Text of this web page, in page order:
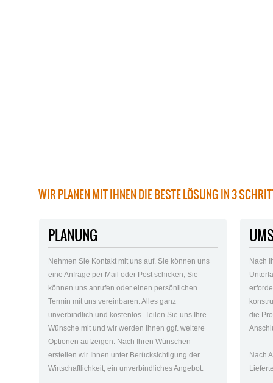
WIR PLANEN MIT IHNEN DIE BESTE LÖSUNG IN 3
PLANUNG
Nehmen Sie Kontakt mit uns auf. Sie können uns
eine Anfrage per Mail oder Post schicken, Sie
können uns anrufen oder einen persönlichen
Termin mit uns vereinbaren. Alles ganz
unverbindlich und kostenlos. Teilen Sie uns Ihre
Wünsche mit und wir werden Ihnen ggf. weitere
Optionen aufzeigen. Nach Ihren Wünschen
erstellen wir Ihnen unter Berücksichtigung der
Wirtschaftlichkeit, ein unverbindliches Angebot.
Nach
die
Nach